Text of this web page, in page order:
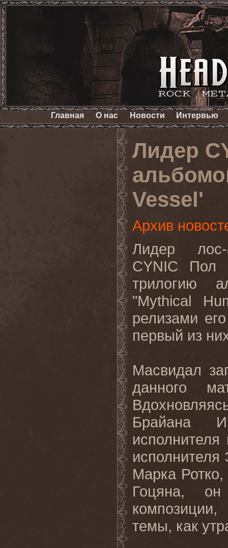
Главная О нас Новости Интервью
Лидер
Vessel'
Архив
Лидер лос-
CYNIC Пол
трилогию
"Mythical
релизами
первый из
Масвидал
данного
Брайана
исполнителя
Марка
Гоцяна,
темы, как